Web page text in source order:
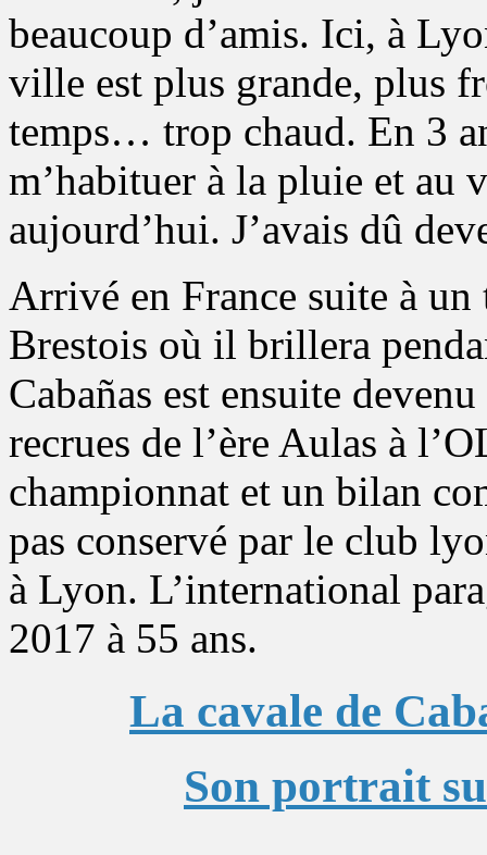
beaucoup d’amis. Ici, à
ville est plus grande, plus
temps… trop chaud. En 3
m’habituer à la pluie et au
aujourd’hui. J’avais dû
Arrivé en France suite à un
Brestois où il brillera
Cabañas est ensuite
recrues de l’ère Aulas à
championnat et un bilan
pas conservé par le club
à Lyon. L’international
2017 à 55 ans.
La cavale de
Son portrait